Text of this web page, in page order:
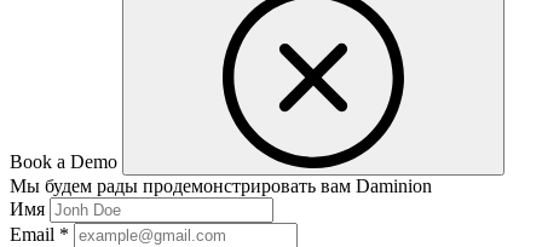
Book a Demo
Мы будем рады продемонстрировать вам Daminion
Имя
Email *